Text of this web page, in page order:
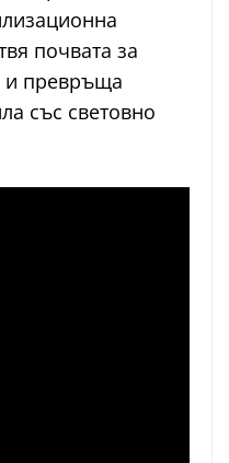
почвата за
и превръща
със световно